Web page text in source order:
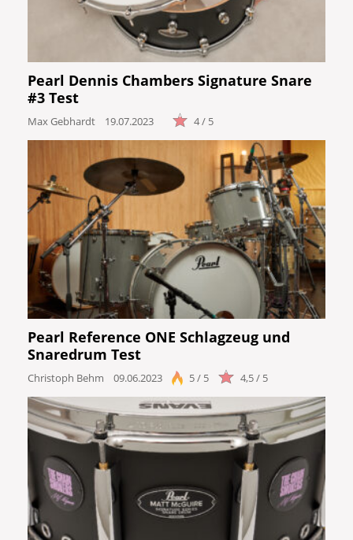
Pearl Dennis Chambers Signature Snare
#3 Test
Max Gebhardt 19.07.2023 4 / 5
Pearl Reference ONE Schlagzeug und
Snaredrum Test
Christoph Behm 09.06.2023 5 / 5 4,5 / 5